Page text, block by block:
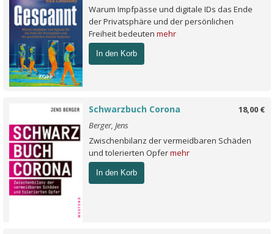
Warum Impfpässe und digitale IDs das Ende
der Privatsphäre und der persönlichen
Freiheit bedeuten mehr
In den Korb
18,00 €
Schwarzbuch Corona
Berger, Jens
Zwischenbilanz der vermeidbaren Schäden
und tolerierten Opfermehr
In den Korb